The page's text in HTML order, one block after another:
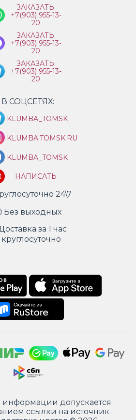
ЗАКАЗАТЬ:
+7(903) 955-13-
20
ЗАКАЗАТЬ:
+7(903) 955-13-
20
ЗАКАЗАТЬ:
+7(903) 955-13-
20
В СОЦСЕТЯХ:
KLUMBA_TOMSK
KLUMBA.TOMSK.RU
KLUMBA_TOMSK
НАПИСАТЬ
24\7
Без выходных
за 1 час
круглосуточно
информации допускается
ссылки на источник.